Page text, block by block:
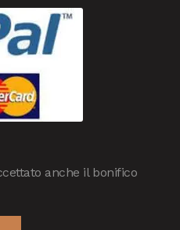
anche il bonifico